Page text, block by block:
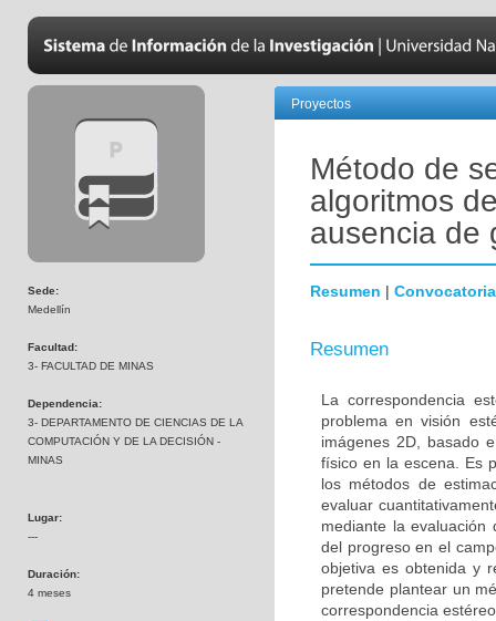
Sede:
Medellín
Facultad:
3- FACULTAD DE MINAS
Dependencia:
3- DEPARTAMENTO DE CIENCIAS DE LA
COMPUTACIÓN Y DE LA DECISIÓN -
MINAS
Lugar:
---
Duración:
4 meses
Proyectos
Método de
algoritmos
ausencia de
Resumen | Convocatoria
Resumen
La correspondencia
problema en visión
imágenes 2D, basado
físico en la escena. Es
los métodos de
evaluar
mediante la evaluación
del progreso en el
objetiva es obtenida y
pretende plantear un
correspondencia